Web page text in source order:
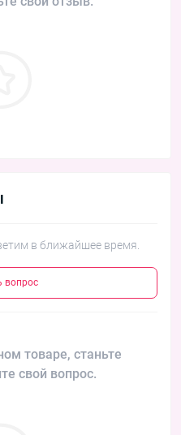
в ближайшее время.
вопрос
товаре, станьте
свой вопрос.